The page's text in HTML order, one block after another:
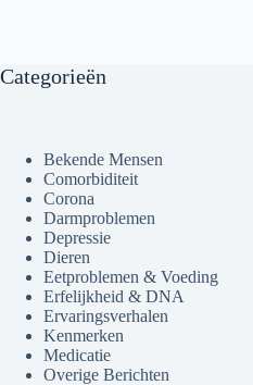
Categorieën
Bekende Mensen
Comorbiditeit
Corona
Darmproblemen
Depressie
Dieren
Eetproblemen & Voeding
Erfelijkheid & DNA
Ervaringsverhalen
Kenmerken
Medicatie
Overige Berichten